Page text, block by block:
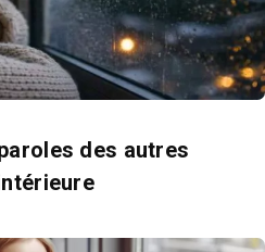
des autres